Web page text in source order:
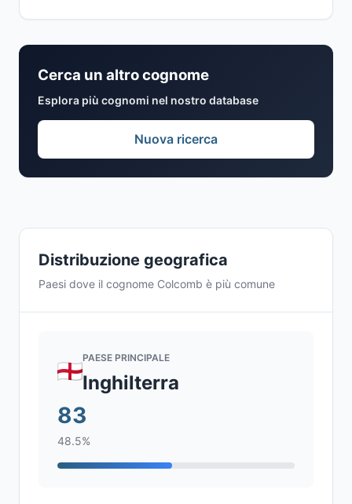
Distribuzione geografica
Paesi dove il cognome Colcomb è più comune
PAESE PRINCIPALE
Inghilterra
83
48.5%
Cerca un altro cognome
Esplora più cognomi nel nostro database
Nuova ricerca